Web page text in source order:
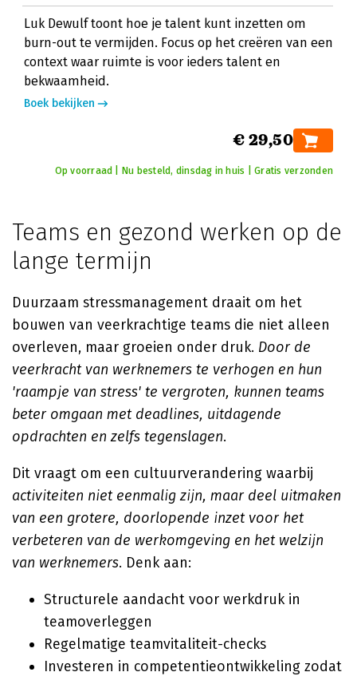
Luk Dewulf toont hoe je talent kunt inzetten om
burn-out te vermijden. Focus op het creëren van een
context waar ruimte is voor ieders talent en
bekwaamheid.
Boek bekijken
€ 29,50
Op voorraad | Nu besteld, dinsdag in huis | Gratis verzonden
Teams en gezond werken op de
lange termijn
Duurzaam stressmanagement draait om het
bouwen van veerkrachtige teams die niet alleen
overleven, maar groeien onder druk. Door de
veerkracht van werknemers te verhogen en hun
'raampje van stress' te vergroten, kunnen teams
beter omgaan met deadlines, uitdagende
opdrachten en zelfs tegenslagen.
Dit vraagt om een cultuurverandering waarbij
activiteiten niet eenmalig zijn, maar deel uitmaken
van een grotere, doorlopende inzet voor het
verbeteren van de werkomgeving en het welzijn
van werknemers. Denk aan:
Structurele aandacht voor werkdruk in
teamoverleggen
Regelmatige teamvitaliteit-checks
Investeren in competentieontwikkeling zodat